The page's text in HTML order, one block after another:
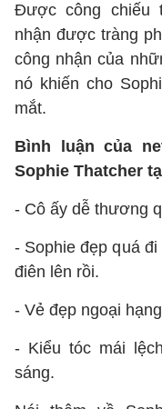
Được công chiếu
nhận được tràng
công nhận của
nó khiến cho
mắt.
Bình luận của
Sophie Thatcher
- Cô ấy dễ thương
- Sophie đẹp quá
điên lên rồi.
- Vẻ đẹp ngoại
- Kiểu tóc mái
sáng.